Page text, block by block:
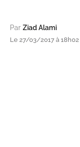
Par Ziad Alami
Le 27/03/2017 à 18h02